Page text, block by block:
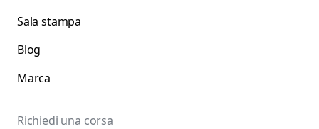
Sala stampa
Blog
Marca
Richiedi una corsa